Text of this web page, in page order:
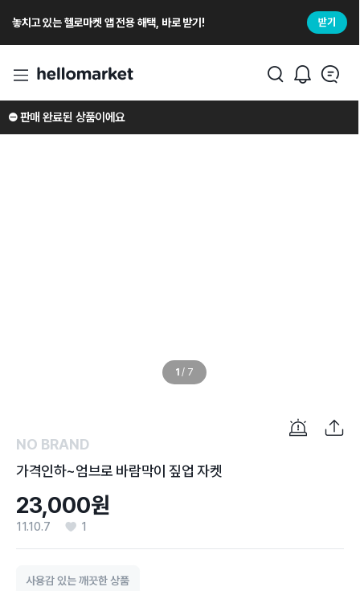
놓치고 있는 헬로마켓 앱 전용 해택, 바로 받기! 받기
1 / 7
⛔️ 판매 완료된 상품이에요
NO BRAND
가격인하~엄브로 바람막이 짚업 자켓
23,000원
11.10.7 1
사용감 있는 깨끗한 상품